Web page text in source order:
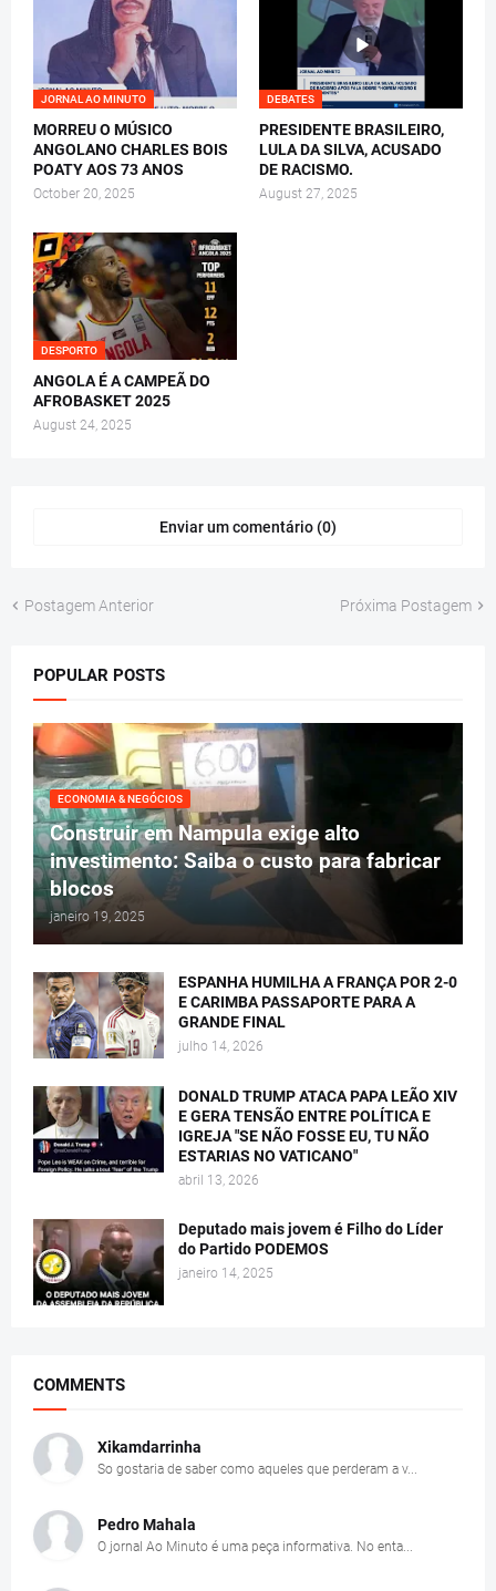
JORNAL AO MINUTO
MORREU O MÚSICO
ANGOLANO CHARLES BOIS
POATY AOS 73 ANOS
October 20, 2025
DEBATES
PRESIDENTE BRASILEIRO,
LULA DA SILVA, ACUSADO
DE RACISMO.
August 27, 2025
DESPORTO
ANGOLA É A CAMPEÃ DO
AFROBASKET 2025
August 24, 2025
Enviar um comentário (0)
Postagem Anterior Próxima Postagem
POPULAR POSTS
ECONOMIA & NEGÓCIOS
Construir em Nampula exige alto
investimento: Saiba o custo para fabricar
blocos
janeiro 19, 2025
ESPANHA HUMILHA A FRANÇA POR 2-0
E CARIMBA PASSAPORTE PARA A
GRANDE FINAL
julho 14, 2026
DONALD TRUMP ATACA PAPA LEÃO XIV
E GERA TENSÃO ENTRE POLÍTICA E
IGREJA "SE NÃO FOSSE EU, TU NÃO
ESTARIAS NO VATICANO"
abril 13, 2026
Deputado mais jovem é Filho do Líder
do Partido PODEMOS
janeiro 14, 2025
COMMENTS
Xikamdarrinha
So gostaria de saber como aqueles que perderam a v...
Pedro Mahala
O jornal Ao Minuto é uma peça informativa. No enta...